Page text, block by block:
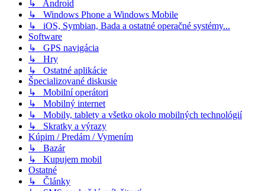
↳ Android
↳ Windows Phone a Windows Mobile
↳ iOS, Symbian, Bada a ostatné operačné systémy...
Software
↳ GPS navigácia
↳ Hry
↳ Ostatné aplikácie
Špecializované diskusie
↳ Mobilní operátori
↳ Mobilný internet
↳ Mobily, tablety a všetko okolo mobilných technológií
↳ Skratky a výrazy
Kúpim / Predám / Vymením
↳ Bazár
↳ Kupujem mobil
Ostatné
↳ Články